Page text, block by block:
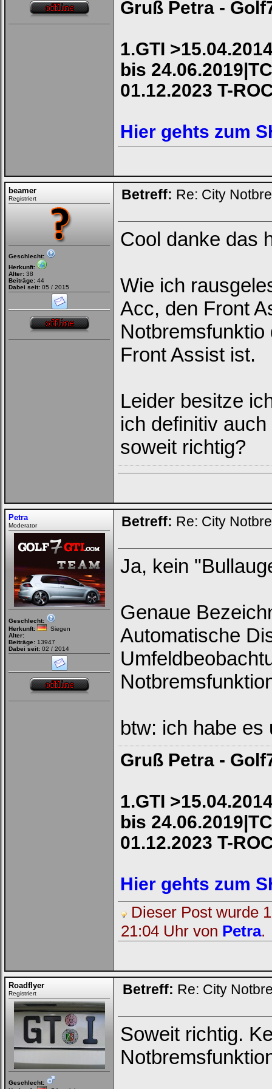
Gruß Petra -
1.GTI
bis
01.12.2023 T-
Hier gehts zum
beamer
Registriert
Geschlecht:
Herkunft:
Alter: 38
Beiträge: 44
Dabei seit: 05 / 2015
Betreff: Re: City
Cool danke das
Wie ich
Acc, den Front
Front Assist ist.
Leider besitze
ich definitiv
soweit richtig?
Petra
Moderator
Geschlecht:
Herkunft:
Siegen
Alter:
Beiträge: 13947
Dabei seit: 02 / 2014
Betreff: Re: City
Ja, kein
Genaue
Automatische
btw: ich habe
Gruß Petra -
1.GTI
bis
01.12.2023 T-
Hier gehts zum
Dieser Post wurde
21:04 Uhr von Petra.
Roadflyer
Registriert
Geschlecht:
Betreff: Re: City
Soweit richtig.